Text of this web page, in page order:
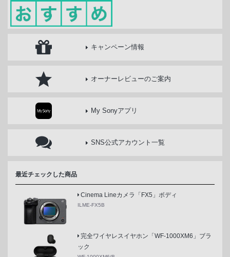
キャンペーン情報
オーナーレビューのご案内
My Sonyアプリ
SNS公式アカウント一覧
最近チェックした商品
Cinema Lineカメラ「FX5」ボディ
ILME-FX5B
完全ワイヤレスイヤホン「WF-1000XM6」ブラ
ック